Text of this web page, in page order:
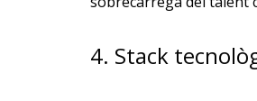
4. Stack